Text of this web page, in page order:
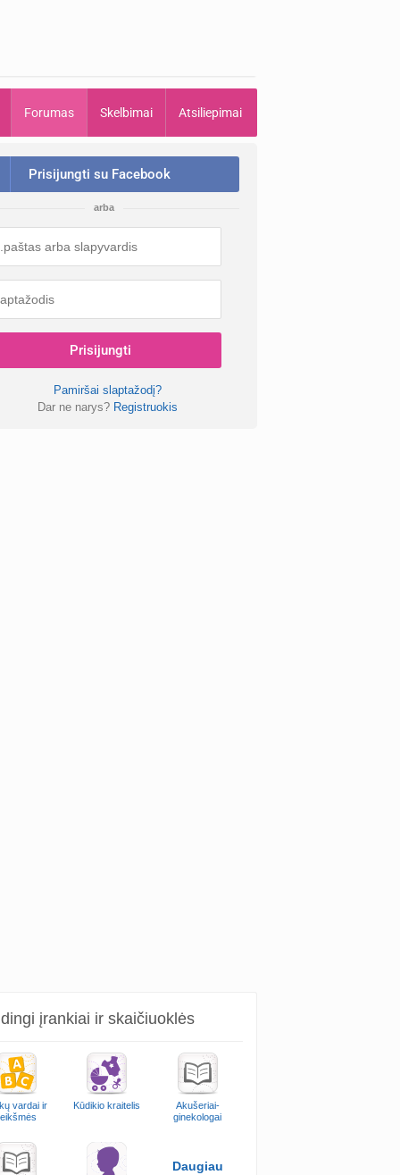
Forumas Skelbimai Atsiliepimai
Prisijungti su Facebook
arba
Prisijungti
Pamiršai slaptažodį?
Dar ne narys? Registruokis
įrankiai ir skaičiuoklės
vardai ir
Kūdikio kraitelis
Akušeriai-
ginekologai
Daugiau